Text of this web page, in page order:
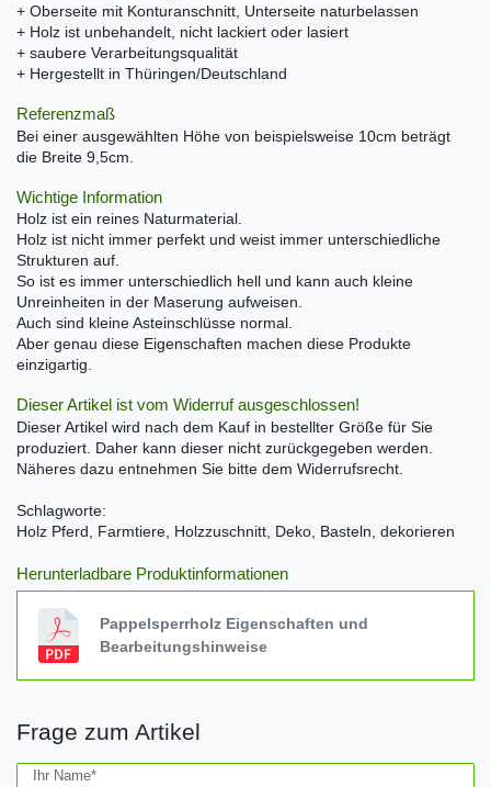
+ Oberseite mit Konturanschnitt, Unterseite naturbelassen
+ Holz ist unbehandelt, nicht lackiert oder lasiert
+ saubere Verarbeitungsqualität
+ Hergestellt in Thüringen/Deutschland
Referenzmaß
Bei einer ausgewählten Höhe von beispielsweise 10cm beträgt
die Breite 9,5cm.
Wichtige Information
Holz ist ein reines Naturmaterial.
Holz ist nicht immer perfekt und weist immer unterschiedliche
Strukturen auf.
So ist es immer unterschiedlich hell und kann auch kleine
Unreinheiten in der Maserung aufweisen.
Auch sind kleine Asteinschlüsse normal.
Aber genau diese Eigenschaften machen diese Produkte
einzigartig.
Dieser Artikel ist vom Widerruf ausgeschlossen!
Dieser Artikel wird nach dem Kauf in bestellter Größe für Sie
produziert. Daher kann dieser nicht zurückgegeben werden.
Näheres dazu entnehmen Sie bitte dem Widerrufsrecht.
Schlagworte:
Holz Pferd, Farmtiere, Holzzuschnitt, Deko, Basteln, dekorieren
Herunterladbare Produktinformationen
Pappelsperrholz Eigenschaften und
Bearbeitungshinweise
Frage zum Artikel
Ihr Name*
Ceres::Template.mailFormHoneypotLabel